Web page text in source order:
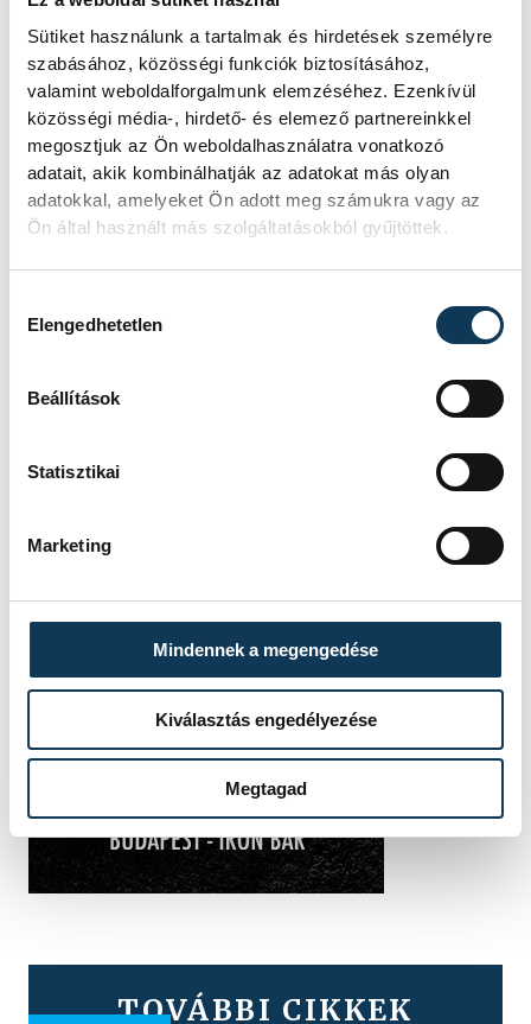
Sütiket használunk a tartalmak és hirdetések személyre
szabásához, közösségi funkciók biztosításához,
valamint weboldalforgalmunk elemzéséhez. Ezenkívül
közösségi média-, hirdető- és elemező partnereinkkel
megosztjuk az Ön weboldalhasználatra vonatkozó
adatait, akik kombinálhatják az adatokat más olyan
adatokkal, amelyeket Ön adott meg számukra vagy az
Ön által használt más szolgáltatásokból gyűjtöttek.
Elengedhetetlen
Beállítások
Statisztikai
Marketing
Mindennek a megengedése
Kiválasztás engedélyezése
Megtagad
TOVÁBBI CIKKEK